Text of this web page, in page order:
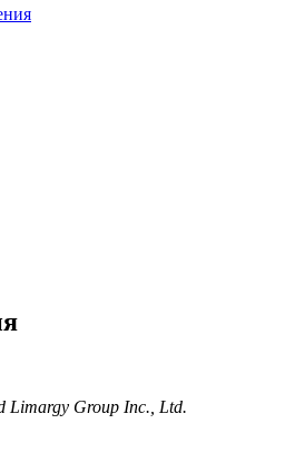
Limargy Group Inc., Ltd.